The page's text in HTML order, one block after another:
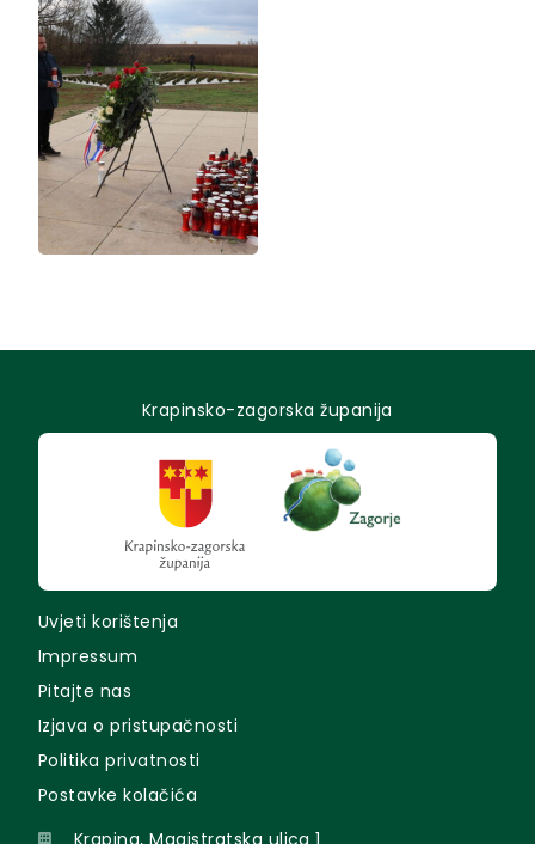
Krapinsko-zagorska županija
Uvjeti korištenja
Impressum
Pitajte nas
Izjava o pristupačnosti
Politika privatnosti
Postavke kolačića